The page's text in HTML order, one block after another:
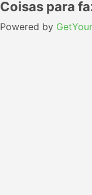
Coisas para
Powered by